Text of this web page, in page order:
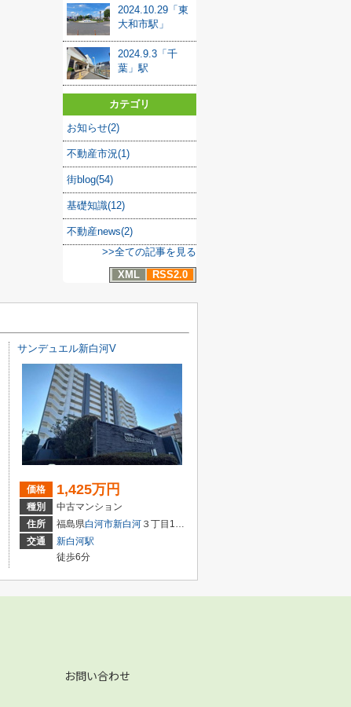
2024.10.29「東
大和市駅」
2024.9.3「千
葉」駅
カテゴリ
お知らせ(2)
不動産市況(1)
街blog(54)
基礎知識(12)
不動産news(2)
>>全ての記事を見る
XML
RSS2.0
サンデュエル新白河V
価格 1,425万円
種別
中古マンション
住所
福島県白河市新白河 ３丁目135-1
交通
新白河駅
徒歩6分
お問い合わせ